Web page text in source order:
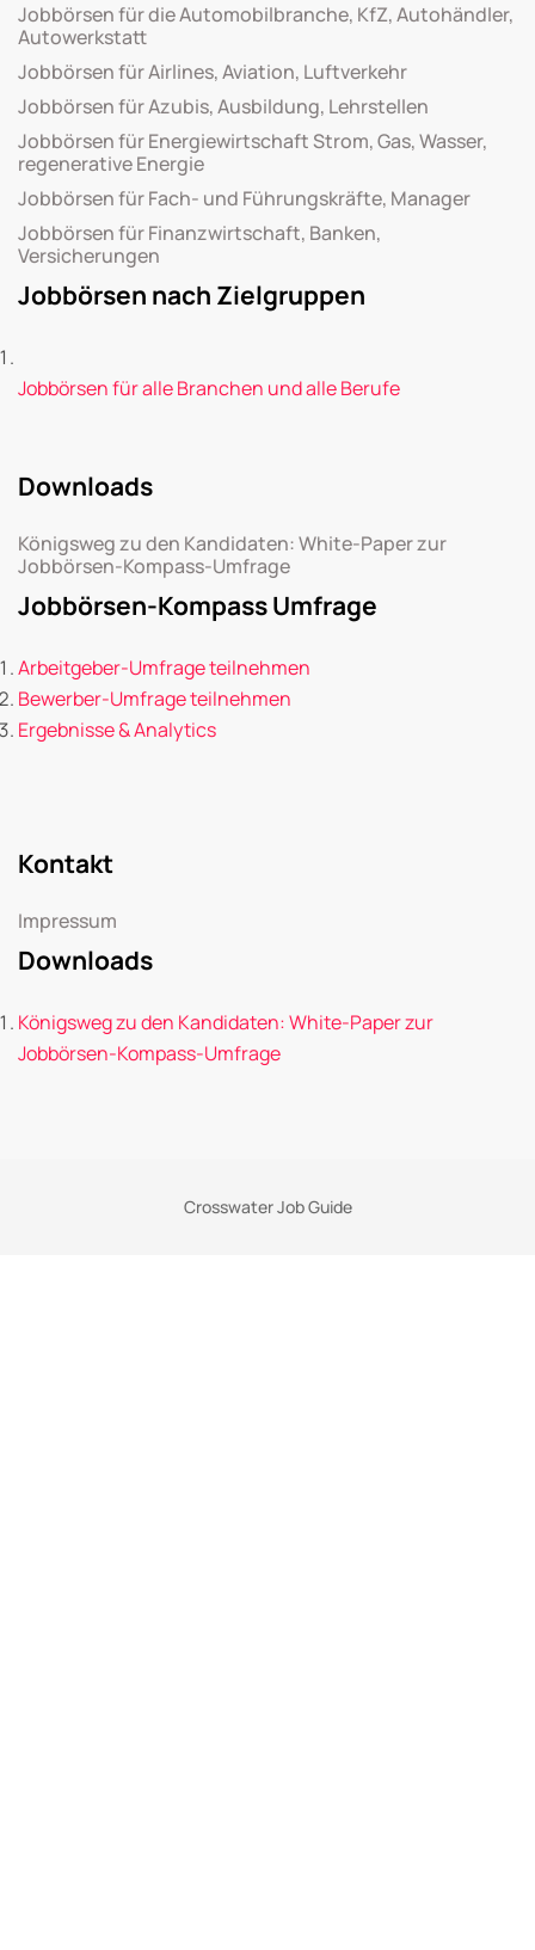
Jobbörsen für die Automobilbranche, KfZ, Autohändler,
Autowerkstatt
Jobbörsen für Airlines, Aviation, Luftverkehr
Jobbörsen für Azubis, Ausbildung, Lehrstellen
Jobbörsen für Energiewirtschaft Strom, Gas, Wasser,
regenerative Energie
Jobbörsen für Fach- und Führungskräfte, Manager
Jobbörsen für Finanzwirtschaft, Banken,
Versicherungen
Jobbörsen nach Zielgruppen
Jobbörsen für alle Branchen und alle Berufe
Downloads
Königsweg zu den Kandidaten: White-Paper zur
Jobbörsen-Kompass-Umfrage
Jobbörsen-Kompass Umfrage
Arbeitgeber-Umfrage teilnehmen
Bewerber-Umfrage teilnehmen
Ergebnisse & Analytics
Kontakt
Impressum
Downloads
Königsweg zu den Kandidaten: White-Paper zur
Jobbörsen-Kompass-Umfrage
Crosswater Job Guide